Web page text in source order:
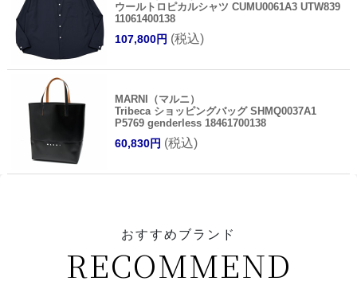
ウールトロピカルシャツ CUMU0061A3 UTW839
11061400138
107,800円 (税込)
MARNI（マルニ）
Tribeca ショッピングバッグ SHMQ0037A1
P5769 genderless 18461700138
60,830円 (税込)
おすすめブランド
RECOMMEND